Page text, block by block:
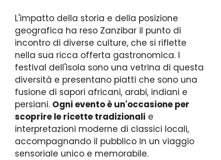
L'impatto della storia e della posizione
geografica ha reso Zanzibar il punto di
incontro di diverse culture, che si riflette
nella sua ricca offerta gastronomica. I
festival dell'isola sono una vetrina di questa
diversità e presentano piatti che sono una
fusione di sapori africani, arabi, indiani e
persiani. Ogni evento è un'occasione per
scoprire le ricette tradizionali e
interpretazioni moderne di classici locali,
accompagnando il pubblico in un viaggio
sensoriale unico e memorabile.